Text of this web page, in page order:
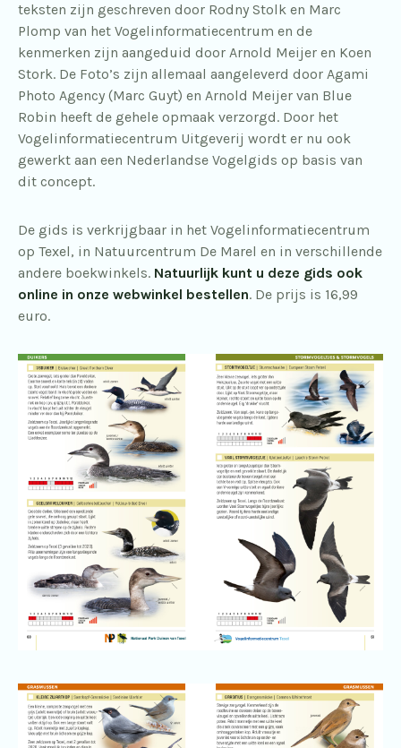
teksten zijn geschreven door Rodny Stolk en Marc
Plomp van het Vogelinformatiecentrum en de
kenmerken zijn aangeduid door Arnold Meijer en Koen
Stork. De Foto’s zijn allemaal aangeleverd door Agami
Photo Agency (Marc Guyt) en Arnold Meijer van Blue
Robin heeft de gehele opmaak verzorgd. Door het
Vogelinformatiecentrum Uitgeverij wordt er nu ook
gewerkt aan een Nederlandse Vogelgids op basis van
dit concept.
De gids is verkrijgbaar in het Vogelinformatiecentrum
op Texel, in Natuurcentrum De Marel en in verschillende
andere boekwinkels. Natuurlijk kunt u deze gids ook
online in onze webwinkel bestellen. De prijs is 16,99
euro.